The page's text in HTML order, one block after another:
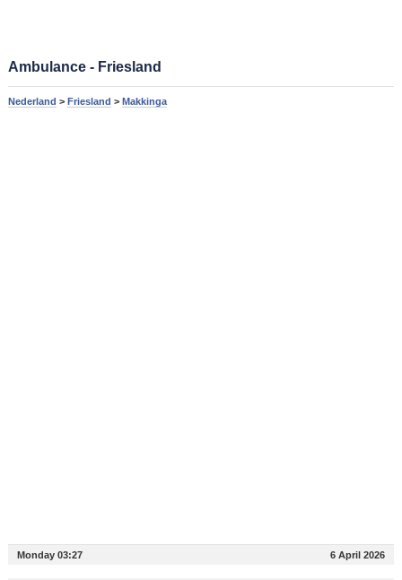
Ambulance - Friesland
Nederland > Friesland > Makkinga
Monday 03:27 6 April 2026